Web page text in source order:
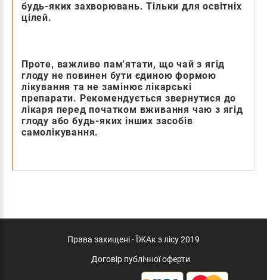
будь-яких захворювань. Тільки для освітніх
цілей.
Проте, важливо пам'ятати, що чай з ягід
глоду не повинен бути єдиною формою
лікування та не замінює лікарські
препарати. Рекомендується звернутися до
лікаря перед початком вживання чаю з ягід
глоду або будь-яких інших засобів
самолікування.
Права захищені - ЇЖАк з лісу 2019
Договір публічної оферти